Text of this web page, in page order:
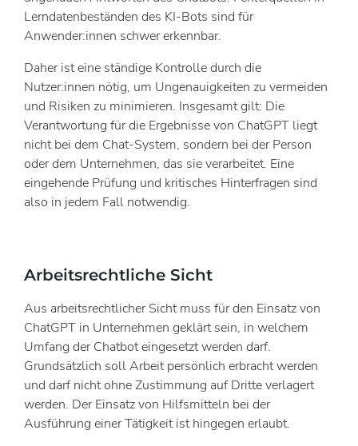
Lerndatenbeständen des KI-Bots sind für
Anwender:innen schwer erkennbar.
Daher ist eine ständige Kontrolle durch die
Nutzer:innen nötig, um Ungenauigkeiten zu vermeiden
und Risiken zu minimieren. Insgesamt gilt: Die
Verantwortung für die Ergebnisse von ChatGPT liegt
nicht bei dem Chat-System, sondern bei der Person
oder dem Unternehmen, das sie verarbeitet. Eine
eingehende Prüfung und kritisches Hinterfragen sind
also in jedem Fall notwendig.
Arbeitsrechtliche Sicht
Aus arbeitsrechtlicher Sicht muss für den Einsatz von
ChatGPT in Unternehmen geklärt sein, in welchem
Umfang der Chatbot eingesetzt werden darf.
Grundsätzlich soll Arbeit persönlich erbracht werden
und darf nicht ohne Zustimmung auf Dritte verlagert
werden. Der Einsatz von Hilfsmitteln bei der
Ausführung einer Tätigkeit ist hingegen erlaubt.